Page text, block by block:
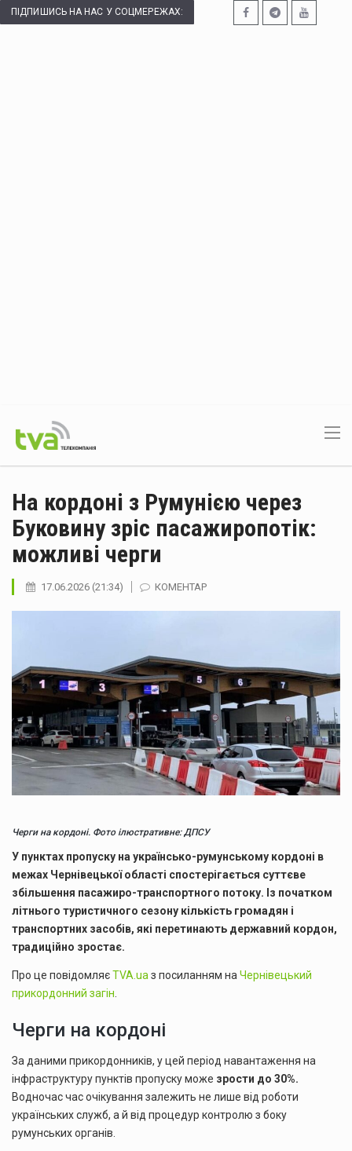
ПІДПИШИСЬ НА НАС У СОЦМЕРЕЖАХ:
На кордоні з Румунією через
Буковину зріс пасажиропотік:
можливі черги
17.06.2026 (21:34) КОМЕНТАР
Черги на кордоні. Фото ілюстративне: ДПСУ
У пунктах пропуску на українсько-румунському кордоні в
межах Чернівецької області спостерігається суттєве
збільшення пасажиро-транспортного потоку. Із початком
літнього туристичного сезону кількість громадян і
транспортних засобів, які перетинають державний кордон,
традиційно зростає.
Про це повідомляєTVA.ua з посиланням на Чернівецький
прикордонний загін
Черги на кордоні
За даними прикордонників, у цей період навантаження на
інфраструктуру пунктів пропуску може зрости до 30%.
Водночас час очікування залежить не лише від роботи
українських служб, а й від процедур контролю з боку
румунських органів.